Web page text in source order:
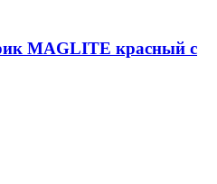
MAGLITE красный с